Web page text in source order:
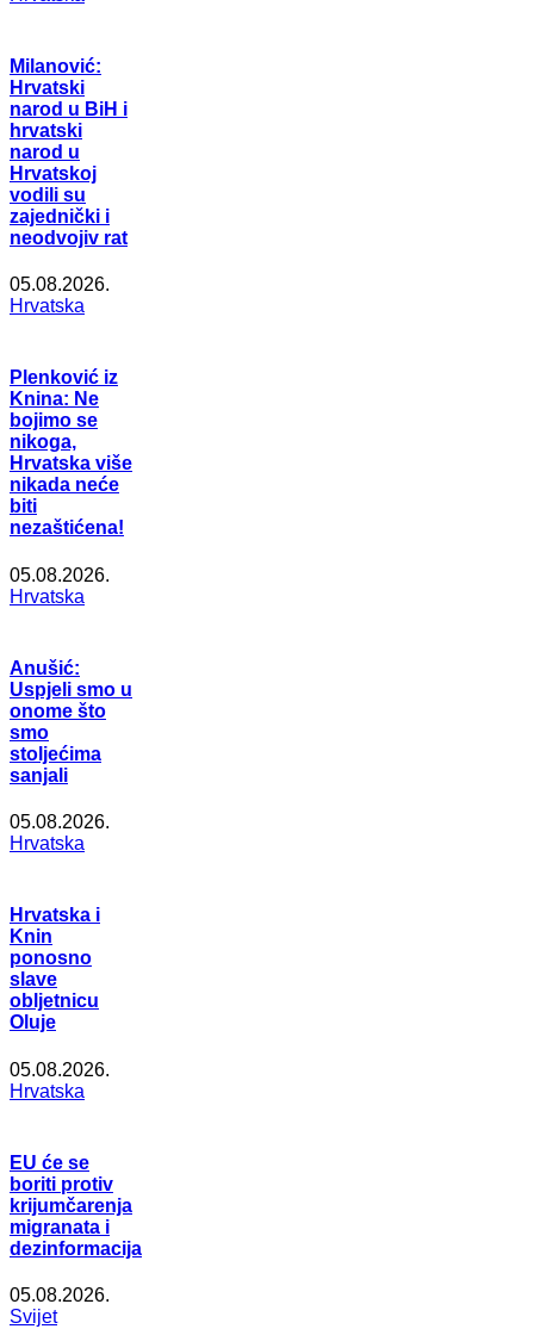
Milanović:
Hrvatski
narod u BiH i
hrvatski
narod u
Hrvatskoj
vodili su
zajednički i
neodvojiv rat
05.08.2026.
Hrvatska
Plenković iz
Knina: Ne
bojimo se
nikoga,
Hrvatska više
nikada neće
biti
nezaštićena!
05.08.2026.
Hrvatska
Anušić:
Uspjeli smo u
onome što
smo
stoljećima
sanjali
05.08.2026.
Hrvatska
Hrvatska i
Knin
ponosno
slave
obljetnicu
Oluje
05.08.2026.
Hrvatska
EU će se
boriti protiv
krijumčarenja
migranata i
dezinformacija
05.08.2026.
Svijet